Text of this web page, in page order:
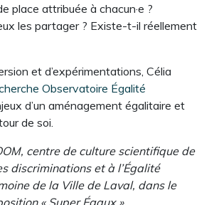
place attribuée à chacun·e ?
les partager ? Existe-t-il réellement
et d’expérimentations, Célia
Observatoire Égalité
d’un aménagement égalitaire et
de soi.
centre de culture scientifique de
discriminations et à l’Égalité
de la Ville de Laval, dans le